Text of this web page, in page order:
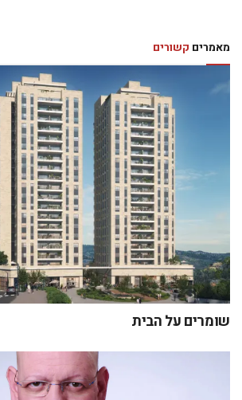
מאמרים קשורים
שומרים על הבית